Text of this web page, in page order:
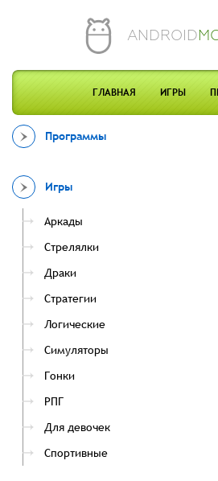
ANDROID
ГЛАВНАЯ ИГРЫ
Программы
Игры
Аркады
Стрелялки
Драки
Стратегии
Логические
Симуляторы
Гонки
РПГ
Для девочек
Спортивные